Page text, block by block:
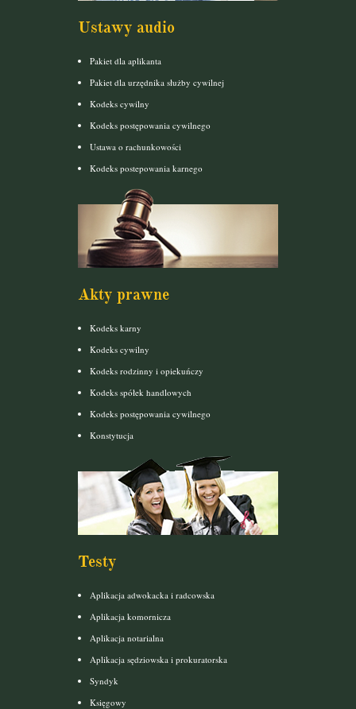
Ustawy audio
Pakiet dla aplikanta
Pakiet dla urzędnika służby cywilnej
Kodeks cywilny
Kodeks postępowania cywilnego
Ustawa o rachunkowości
Kodeks postepowania karnego
Akty prawne
Kodeks karny
Kodeks cywilny
Kodeks rodzinny i opiekuńczy
Kodeks spółek handlowych
Kodeks postępowania cywilnego
Konstytucja
Testy
Aplikacja adwokacka i radcowska
Aplikacja komornicza
Aplikacja notarialna
Aplikacja sędziowska i prokuratorska
Syndyk
Księgowy